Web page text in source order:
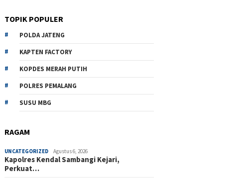
TOPIK POPULER
POLDA JATENG
KAPTEN FACTORY
KOPDES MERAH PUTIH
POLRES PEMALANG
SUSU MBG
RAGAM
UNCATEGORIZED Agustus 6, 2026
Kapolres Kendal Sambangi Kejari,
Perkuat…